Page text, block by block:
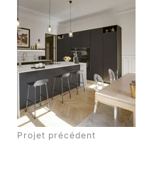
Projet précédent